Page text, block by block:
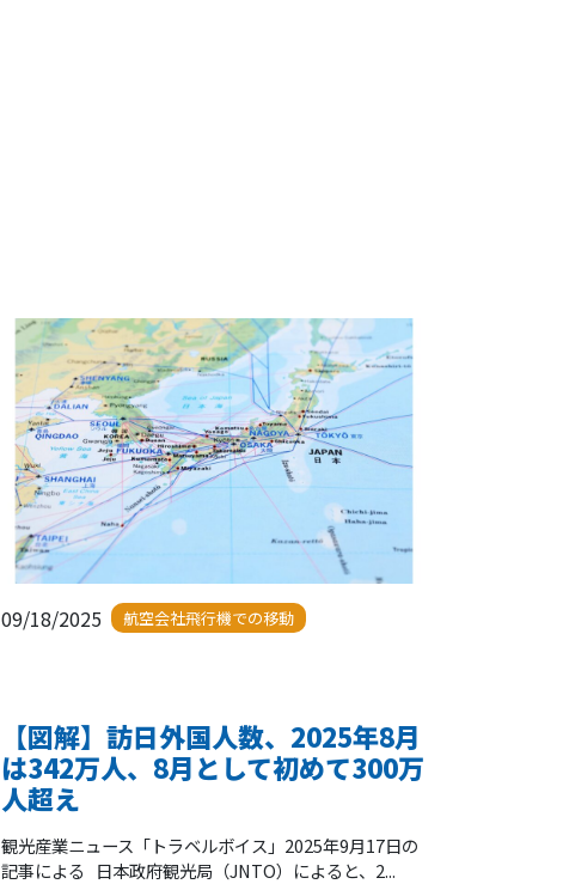
09/18/2025 航空会社飛行機での移動
【図解】訪日外国人数、2025年8月
は342万人、8月として初めて300万
人超え
観光産業ニュース「トラベルボイス」2025年9月17日の
記事による 日本政府観光局（JNTO）によると、2...